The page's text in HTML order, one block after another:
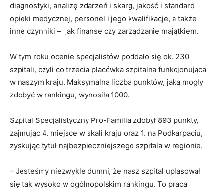
diagnostyki, analizę zdarzeń i skarg, jakość i standard
opieki medycznej, personel i jego kwalifikacje, a także
inne czynniki – jak finanse czy zarządzanie majątkiem.
W tym roku ocenie specjalistów poddało się ok. 230
szpitali, czyli co trzecia placówka szpitalna funkcjonująca
w naszym kraju. Maksymalna liczba punktów, jaką mogły
zdobyć w rankingu, wynosiła 1000.
Szpital Specjalistyczny Pro-Familia zdobył 893 punkty,
zajmując 4. miejsce w skali kraju oraz 1. na Podkarpaciu,
zyskując tytuł najbezpieczniejszego szpitala w regionie.
– Jesteśmy niezwykle dumni, że nasz szpital uplasował
się tak wysoko w ogólnopolskim rankingu. To praca